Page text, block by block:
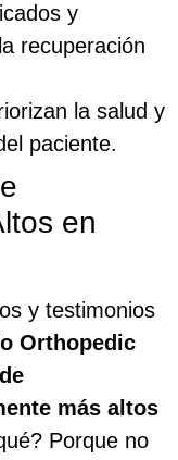
y
recuperación
la salud y
paciente.
en
y testimonios
Orthopedic
más altos
Porque no